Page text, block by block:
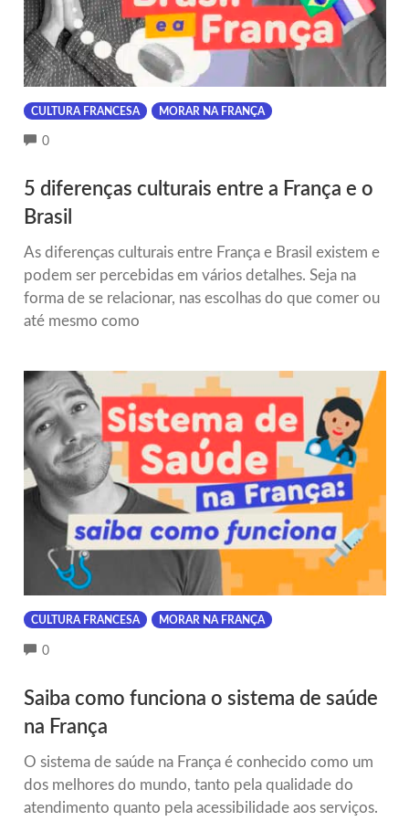
CULTURA FRANCESA MORAR NA FRANÇA
0COMMENTS
5 diferenças culturais entre a França e o
Brasil
As diferenças culturais entre França e Brasil existem e
podem ser percebidas em vários detalhes. Seja na
forma de se relacionar, nas escolhas do que comer ou
até mesmo como
CULTURA FRANCESA MORAR NA FRANÇA
0COMMENTS
Saiba como funciona o sistema de saúde
na França
O sistema de saúde na França é conhecido como um
dos melhores do mundo, tanto pela qualidade do
atendimento quanto pela acessibilidade aos serviços.